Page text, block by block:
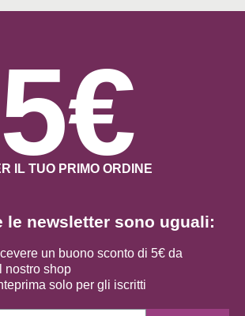
le newsletter sono uguali:
un buono sconto di 5€ da
nostro shop
solo per gli iscritti
5€
IL TUO PRIMO ORDINE